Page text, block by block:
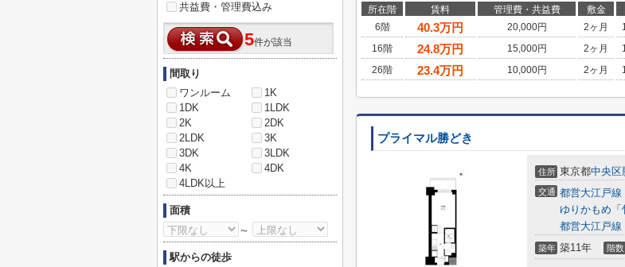
所在階 賃料 管理費・共益費 敷金
6階
40.3万円 20,000円 2ヶ月
16階
24.8万円 15,000円 2ヶ月
26階
23.4万円 10,000円 2ヶ月
プライマル勝どき
住所 東京都中央区
交通 都営大江戸線
ゆりかもめ 「
都営大江戸線
築年 築11年 階数
共益費・管理費込み
5件が該当
間取り
ワンルーム
1K
1DK
1LDK
2K
2DK
2LDK
3K
3DK
3LDK
4K
4DK
4LDK以上
面積
～
駅からの徒歩